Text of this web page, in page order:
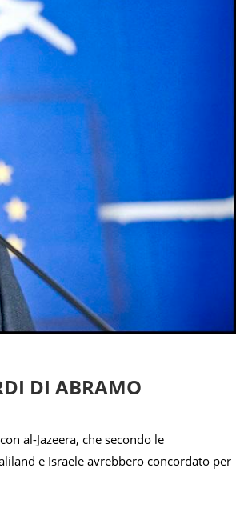
DI ABRAMO
al-Jazeera, che secondo le
e Israele avrebbero concordato per